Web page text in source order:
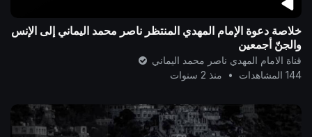
‎خلاصة دعوة الإمام المهدي المنتظر ناصر محمد اليماني إلى الإنس
والجنّ أجمعين
قناة الامام المهدي ناصر محمد اليماني
144 المشاهدات
• منذ 2 سنوات